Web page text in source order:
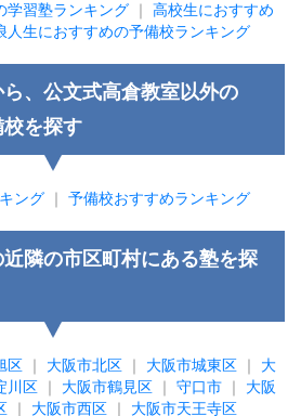
学習塾ランキング ｜ 高校生におすすめ
人生におすすめの予備校ランキング
、公文式高倉教室以外の
を探す
ング ｜ 予備校おすすめランキング
隣の市区町村にある塾を探
区 ｜ 大阪市北区 ｜ 大阪市城東区 ｜ 大
川区 ｜ 大阪市鶴見区 ｜ 守口市 ｜ 大阪
｜ 大阪市西区 ｜ 大阪市天王寺区